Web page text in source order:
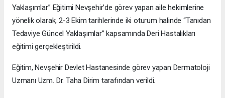
Yaklaşımlar” Eğitimi Nevşehir’de görev yapan aile hekimlerine
yönelik olarak, 2-3 Ekim tarihlerinde iki oturum halinde “Tanıdan
Tedaviye Güncel Yaklaşımlar” kapsamında Deri Hastalıkları
eğitimi gerçekleştirildi.
Eğitim, Nevşehir Devlet Hastanesinde görev yapan Dermatoloji
Uzmanı Uzm. Dr. Taha Dirim tarafından verildi.